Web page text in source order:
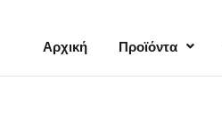
Αρχική Προϊόντα